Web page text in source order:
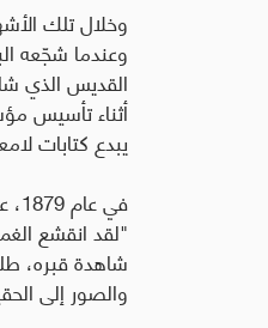
وخلال تلك
وعندما شجّعه
القديس الذي
أثناء تأسيس
يبدع كتابات
شاهدة قبره،
والصور إلى